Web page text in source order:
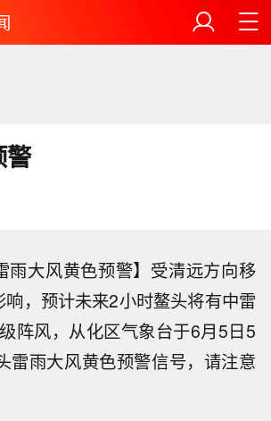
警
雨大风黄色预警】受清远方向移
，预计未来2小时鳌头将有中雷
阵风，从化区气象台于6月5日5
雷雨大风黄色预警信号，请注意